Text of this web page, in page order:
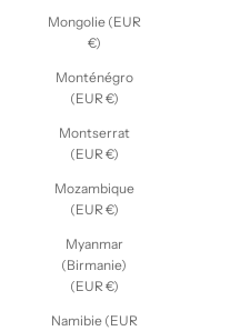
Mongolie (EUR
€)
Monténégro
(EUR €)
Montserrat
(EUR €)
Mozambique
(EUR €)
Myanmar
(Birmanie)
(EUR €)
Namibie (EUR